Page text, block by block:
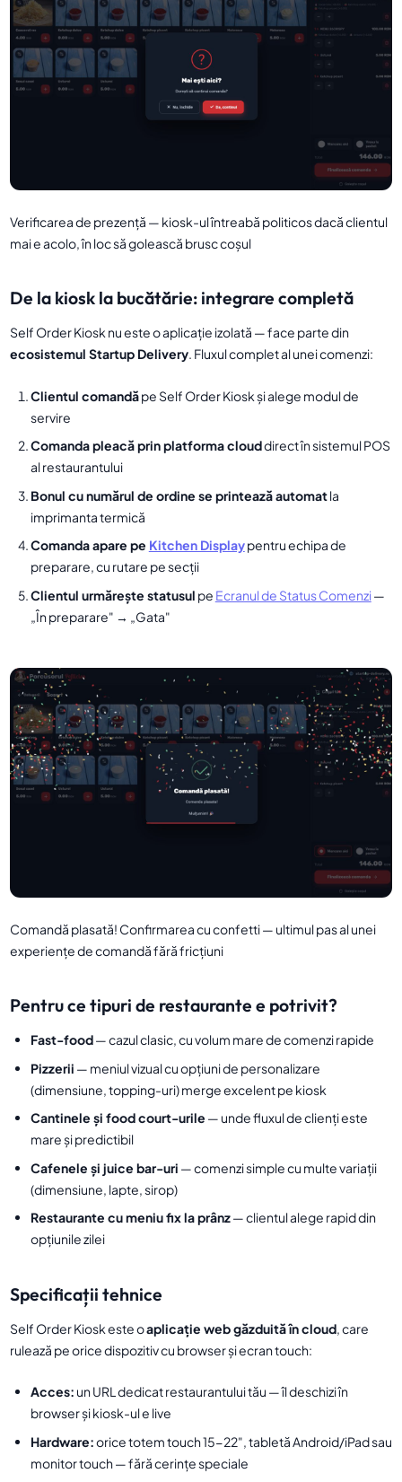
Verificarea de prezență — kiosk-ul întreabă politicos dacă clientul
mai e acolo, în loc să golească brusc coșul
De la kiosk la bucătărie: integrare completă
Self Order Kiosk nu este o aplicație izolată — face parte din
ecosistemul Startup Delivery. Fluxul complet al unei comenzi:
Clientul comandăpe Self Order Kiosk și alege modul de
servire
Comanda pleacă prin platforma clouddirect în sistemul POS
al restaurantului
Bonul cu numărul de ordine se printează automatla
imprimanta termică
Comanda apare pe Kitchen Displaypentru echipa de
preparare, cu rutare pe secții
Clientul urmărește statusul pe Ecranul de Status Comenzi —
„În preparare" → „Gata"
Comandă plasată! Confirmarea cu confetti — ultimul pas al unei
experiențe de comandă fără fricțiuni
Pentru ce tipuri de restaurante e potrivit?
Fast-food— cazul clasic, cu volum mare de comenzi rapide
Pizzerii — meniul vizual cu opțiuni de personalizare
(dimensiune, topping-uri) merge excelent pe kiosk
Cantinele și food court-urile — unde fluxul de clienți este
mare și predictibil
Cafenele și juice bar-uri — comenzi simple cu multe variații
(dimensiune, lapte, sirop)
Restaurante cu meniu fix la prânz— clientul alege rapid din
opțiunile zilei
Specificații tehnice
Self Order Kiosk este oaplicație web găzduită în cloud, care
rulează pe orice dispozitiv cu browser și ecran touch:
Acces: un URL dedicat restaurantului tău — îl deschizi în
browser și kiosk-ul e live
Hardware:orice totem touch 15-22", tabletă Android/iPad sau
monitor touch — fără cerințe speciale